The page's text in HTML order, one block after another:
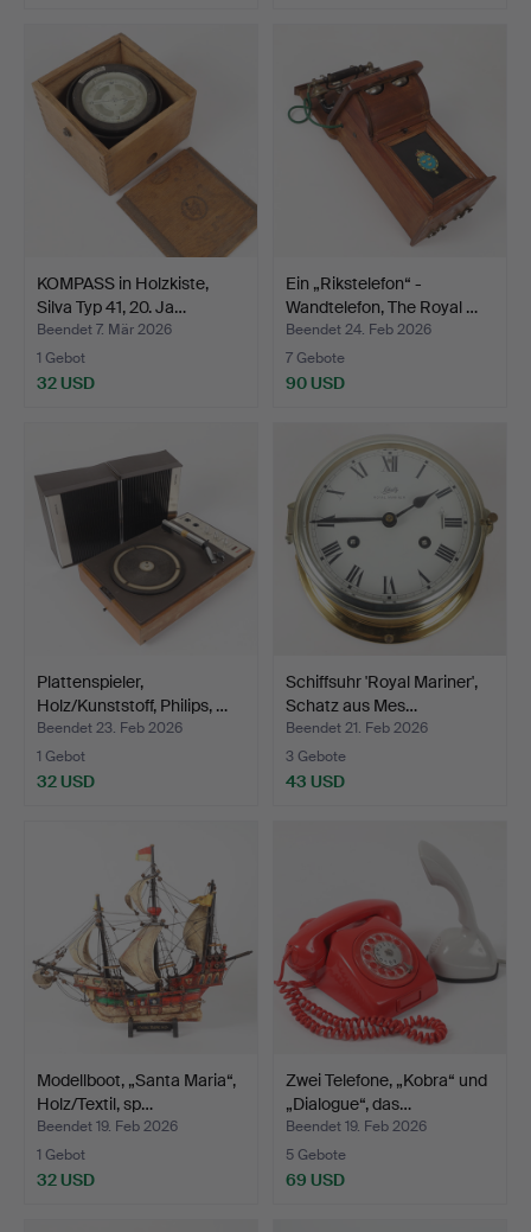
KOMPASS in Holzkiste,
Silva Typ 41, 20. Ja…
Beendet 7. Mär 2026
1 Gebot
32 USD
Ein „Rikstelefon“ -
Wandtelefon, The Royal …
Beendet 24. Feb 2026
7 Gebote
90 USD
Plattenspieler,
Holz/Kunststoff, Philips, …
Beendet 23. Feb 2026
1 Gebot
32 USD
Schiffsuhr 'Royal Mariner',
Schatz aus Mes…
Beendet 21. Feb 2026
3 Gebote
43 USD
Modellboot, „Santa Maria“,
Holz/Textil, sp…
Beendet 19. Feb 2026
1 Gebot
32 USD
Zwei Telefone, „Kobra“ und
„Dialogue“, das…
Beendet 19. Feb 2026
5 Gebote
69 USD